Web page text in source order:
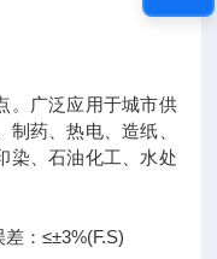
。广泛应用于城市供
药、热电、造纸、
染、石油化工、水处
：≤±3%(F.S)